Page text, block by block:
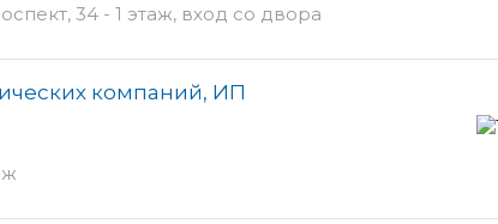
34 - 1 этаж, вход со двора
компаний, ИП